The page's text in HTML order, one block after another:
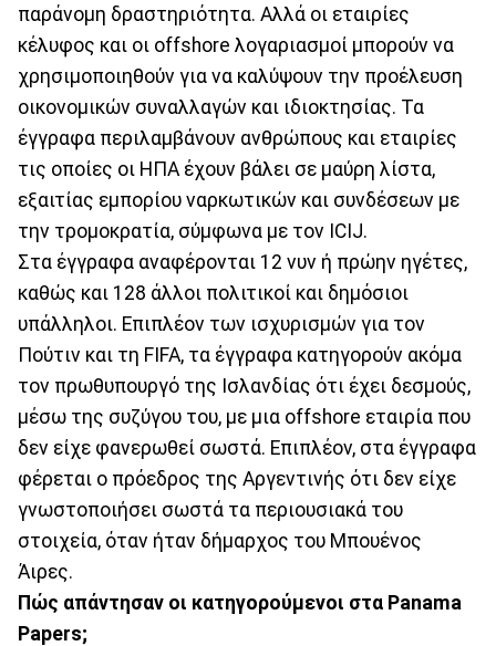
παράνομη δραστηριότητα. Αλλά οι εταιρίες
κέλυφος και οι offshore λογαριασμοί μπορούν να
χρησιμοποιηθούν για να καλύψουν την προέλευση
οικονομικών συναλλαγών και ιδιοκτησίας. Τα
έγγραφα περιλαμβάνουν ανθρώπους και εταιρίες
τις οποίες οι ΗΠΑ έχουν βάλει σε μαύρη λίστα,
εξαιτίας εμπορίου ναρκωτικών και συνδέσεων με
την τρομοκρατία, σύμφωνα με τον ICIJ.
Στα έγγραφα αναφέρονται 12 νυν ή πρώην ηγέτες,
καθώς και 128 άλλοι πολιτικοί και δημόσιοι
υπάλληλοι. Επιπλέον των ισχυρισμών για τον
Πούτιν και τη FIFA, τα έγγραφα κατηγορούν ακόμα
τον πρωθυπουργό της Ισλανδίας ότι έχει δεσμούς,
μέσω της συζύγου του, με μια offshore εταιρία που
δεν είχε φανερωθεί σωστά. Επιπλέον, στα έγγραφα
φέρεται ο πρόεδρος της Αργεντινής ότι δεν είχε
γνωστοποιήσει σωστά τα περιουσιακά του
στοιχεία, όταν ήταν δήμαρχος του Μπουένος
Άιρες.
Πώς απάντησαν οι κατηγορούμενοι στα Panama
Papers;